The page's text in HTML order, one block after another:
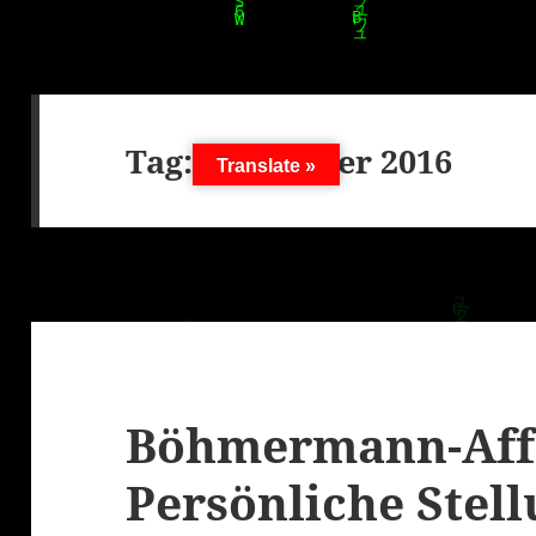
Tag: 5. Oktober 2016
Böhmermann-
Persönliche
Translate »